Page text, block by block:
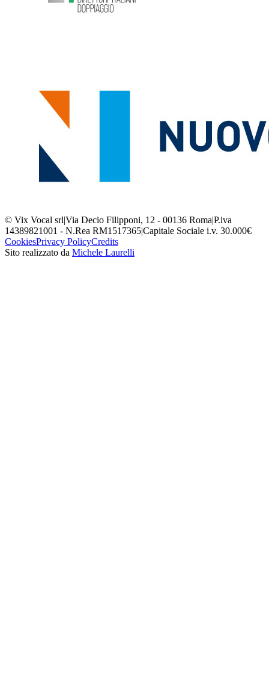
© Vix Vocal srl|Via Decio Filipponi, 12 - 00136 Roma|P.iva
14389821001 - N.Rea RM1517365|Capitale Sociale i.v. 30.000€
CookiesPrivacy PolicyCredits
Sito realizzato da Michele Laurelli